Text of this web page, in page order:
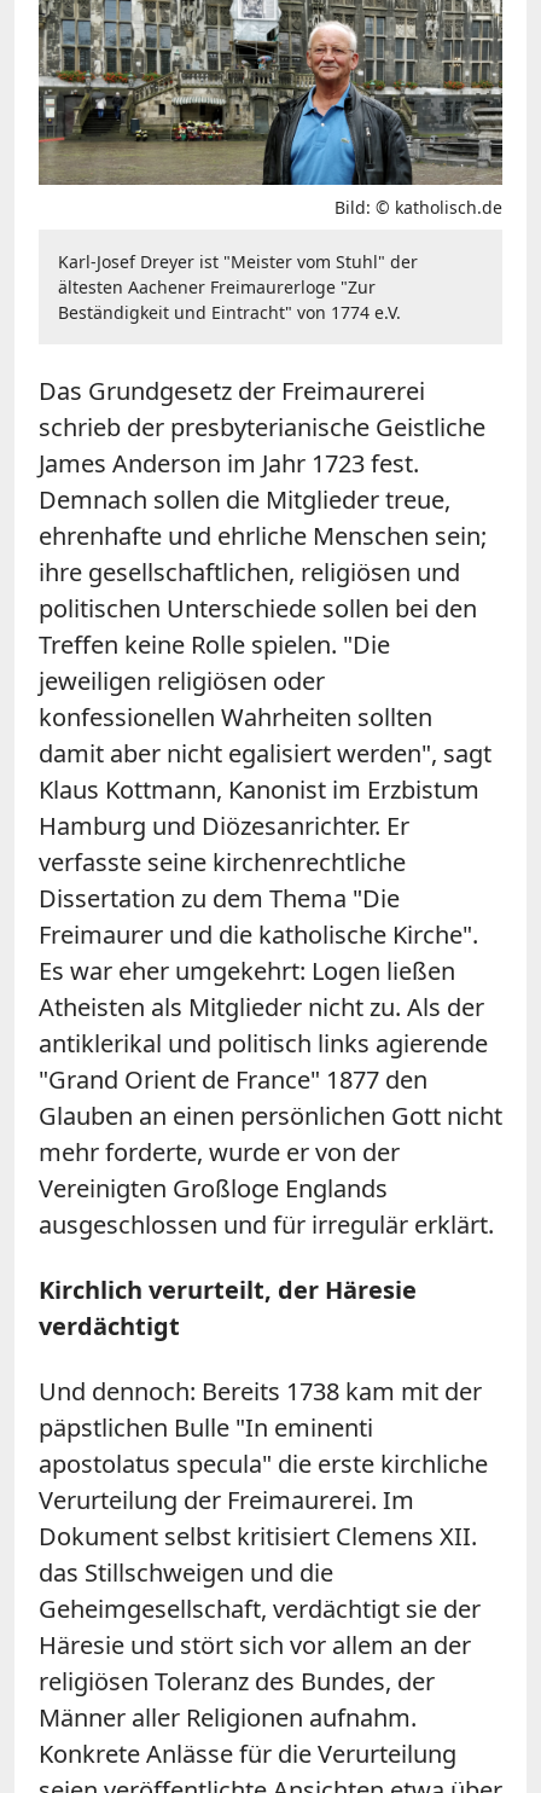
Bild: © katholisch.de
Karl-Josef Dreyer ist "Meister vom Stuhl" der
ältesten Aachener Freimaurerloge "Zur
Beständigkeit und Eintracht" von 1774 e.V.
Das Grundgesetz der Freimaurerei
schrieb der presbyterianische Geistliche
James Anderson im Jahr 1723 fest.
Demnach sollen die Mitglieder treue,
ehrenhafte und ehrliche Menschen sein;
ihre gesellschaftlichen, religiösen und
politischen Unterschiede sollen bei den
Treffen keine Rolle spielen. "Die
jeweiligen religiösen oder
konfessionellen Wahrheiten sollten
damit aber nicht egalisiert werden", sagt
Klaus Kottmann, Kanonist im Erzbistum
Hamburg und Diözesanrichter. Er
verfasste seine kirchenrechtliche
Dissertation zu dem Thema "Die
Freimaurer und die katholische Kirche".
Es war eher umgekehrt: Logen ließen
Atheisten als Mitglieder nicht zu. Als der
antiklerikal und politisch links agierende
"Grand Orient de France" 1877 den
Glauben an einen persönlichen Gott nicht
mehr forderte, wurde er von der
Vereinigten Großloge Englands
ausgeschlossen und für irregulär erklärt.
Kirchlich verurteilt, der Häresie
verdächtigt
Und dennoch: Bereits 1738 kam mit der
päpstlichen Bulle "In eminenti
apostolatus specula" die erste kirchliche
Verurteilung der Freimaurerei. Im
Dokument selbst kritisiert Clemens XII.
das Stillschweigen und die
Geheimgesellschaft, verdächtigt sie der
Häresie und stört sich vor allem an der
religiösen Toleranz des Bundes, der
Männer aller Religionen aufnahm.
Konkrete Anlässe für die Verurteilung